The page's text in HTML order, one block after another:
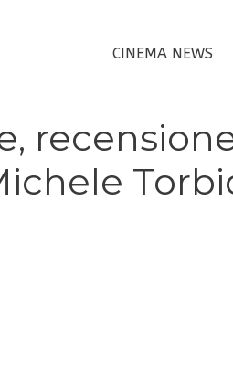
CINEMA NEWS